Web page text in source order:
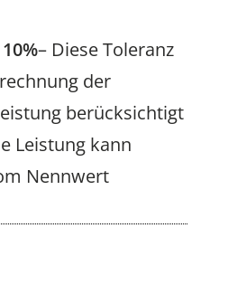
– Diese Toleranz
der
berücksichtigt
Leistung kann
Nennwert